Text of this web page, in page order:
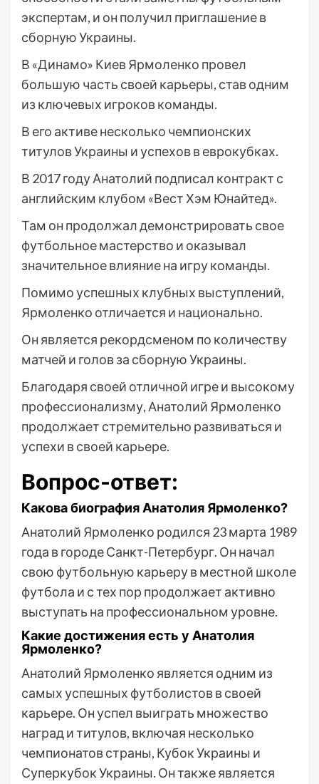
экспертам, и он получил приглашение в
сборную Украины.
В «Динамо» Киев Ярмоленко провел
большую часть своей карьеры, став одним
из ключевых игроков команды.
В его активе несколько чемпионских
титулов Украины и успехов в еврокубках.
В 2017 году Анатолий подписал контракт с
английским клубом «Вест Хэм Юнайтед».
Там он продолжал демонстрировать свое
футбольное мастерство и оказывал
значительное влияние на игру команды.
Помимо успешных клубных выступлений,
Ярмоленко отличается и национально.
Он является рекордсменом по количеству
матчей и голов за сборную Украины.
Благодаря своей отличной игре и высокому
профессионализму, Анатолий Ярмоленко
продолжает стремительно развиваться и
успехи в своей карьере.
Вопрос-ответ:
Какова биография Анатолия Ярмоленко?
Анатолий Ярмоленко родился 23 марта 1989
года в городе Санкт-Петербург. Он начал
свою футбольную карьеру в местной школе
футбола и с тех пор продолжает активно
выступать на профессиональном уровне.
Какие достижения есть у Анатолия
Ярмоленко?
Анатолий Ярмоленко является одним из
самых успешных футболистов в своей
карьере. Он успел выиграть множество
наград и титулов, включая несколько
чемпионатов страны, Кубок Украины и
Суперкубок Украины. Он также является